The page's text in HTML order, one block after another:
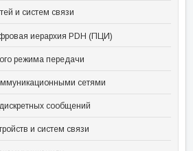
и систем связи
иерархия PDH (ПЦИ)
режима передачи
сетями
сообщений
и систем связи